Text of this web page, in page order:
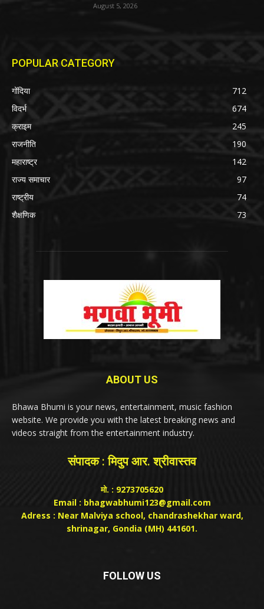
August 5, 2026
POPULAR CATEGORY
गोंदिया
712
विदर्भ
674
क्राइम
245
राजनीति
190
महाराष्ट्र
142
राज्य समाचार
97
राष्ट्रीय
74
शैक्षणिक
73
ABOUT US
Bhawa Bhumi is your news, entertainment, music fashion
website. We provide you with the latest breaking news and
videos straight from the entertainment industry.
संपादक : मिदुप आर. श्रीवास्तव
मो. : 9273705620
Email : bhagwabhumi123@gmail.com
Adress : Near Malviya school, chandrashekhar ward,
shrinagar, Gondia (MH) 441601.
FOLLOW US